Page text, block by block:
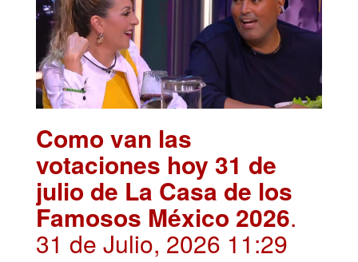
Como van las
votaciones hoy 31 de
julio de La Casa de los
Famosos México 2026.
31 de Julio, 2026 11:29